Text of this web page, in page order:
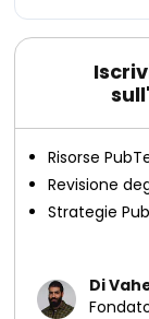
Risorse
Revisione
Strategie
Di